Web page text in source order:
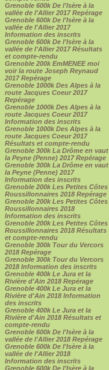
Grenoble 600k De l'Isère à la
vallée de l'Allier 2017 Repérage
Grenoble 600k De l'Isère à la
vallée de l'Allier 2017
Information des inscrits
Grenoble 600k De l'Isère à la
vallée de l'Allier 2017 Résultats
et compte-rendu
Grenoble 200k EmMENEE moi
voir la route Joseph Reynaud
2017 Repérage
Grenoble 1000k Des Alpes à la
route Jacques Coeur 2017
Repérage
Grenoble 1000k Des Alpes à la
route Jacques Coeur 2017
Information des inscrits
Grenoble 1000k Des Alpes à la
route Jacques Coeur 2017
Résultats et compte-rendu
Grenoble 300k La Drôme en vaut
la Peyne (Penne) 2017 Repérage
Grenoble 300k La Drôme en vaut
la Peyne (Penne) 2017
Information des inscrits
Grenoble 200k Les Petites Côtes
Roussillonnaires 2018 Repérage
Grenoble 200k Les Petites Côtes
Roussillonnaires 2018
Information des inscrits
Grenoble 200k Les Petites Côtes
Roussillonnaires 2018 Résultats
et compte-rendu
Grenoble 300k Tour du Vercors
2018 Repérage
Grenoble 300k Tour du Vercors
2018 Information des inscrits
Grenoble 400k Le Jura et la
Rivière d'Ain 2018 Repérage
Grenoble 400k Le Jura et la
Rivière d'Ain 2018 Information
des inscrits
Grenoble 400k Le Jura et la
Rivière d'Ain 2018 Résultats et
compte-rendu
Grenoble 600k De l'Isère à la
vallée de l'Allier 2018 Repérage
Grenoble 600k De l'Isère à la
vallée de l'Allier 2018
Information des inscrits
Grenoble 600k De l'Isère à la